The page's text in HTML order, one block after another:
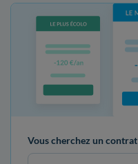
Vous cherchez un contrat